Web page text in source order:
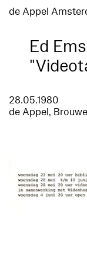
de Appel
Ed
28.05.1980
de Appel,